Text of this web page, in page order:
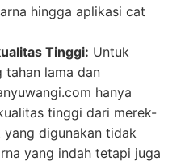
hingga aplikasi cat
Tinggi: Untuk
tahan lama dan
hanya
tinggi dari merek-
digunakan tidak
yang indah tetapi juga